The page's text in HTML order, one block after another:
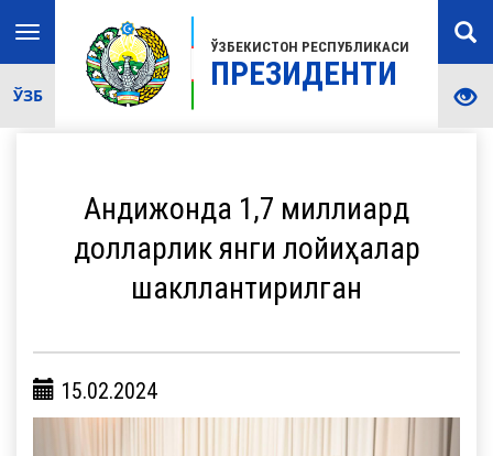
ЎЗБЕКИСТОН РЕСПУБЛИКАСИ
ПРЕЗИДЕНТИ
Toggle
navigation
ЎЗБ
Андижонда 1,7 миллиард
долларлик янги лойиҳалар
шакллантирилган
15.02.2024